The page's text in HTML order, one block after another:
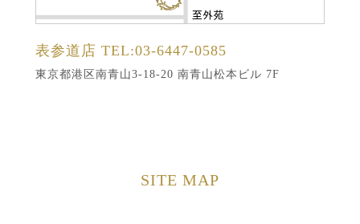
表参道店 TEL:03-6447-0585
東京都港区南青山3-18-20 南青山松本ビル 7F
SITE MAP